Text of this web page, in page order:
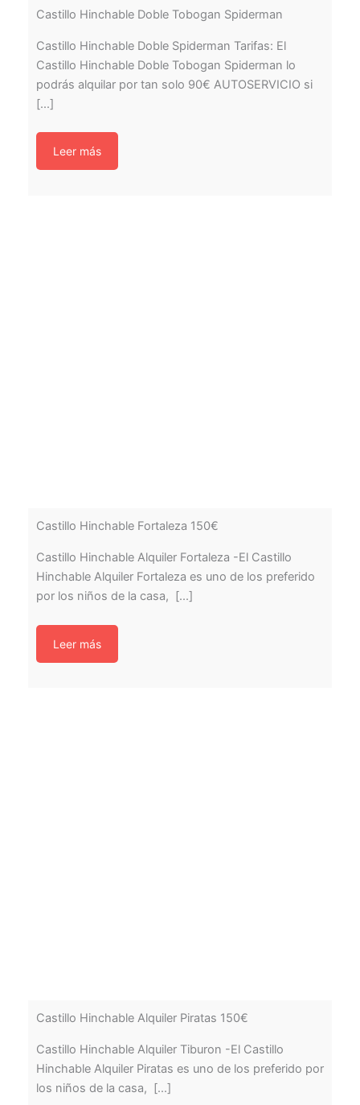
Castillo Hinchable Doble Tobogan Spiderman
Castillo Hinchable Doble Spiderman Tarifas: El
Castillo Hinchable Doble Tobogan Spiderman lo
podrás alquilar por tan solo 90€ AUTOSERVICIO si
[...]
Leer más
Castillo Hinchable Fortaleza 150€
Castillo Hinchable Alquiler Fortaleza -El Castillo
Hinchable Alquiler Fortaleza es uno de los preferido
por los niños de la casa, [...]
Leer más
Castillo Hinchable Alquiler Piratas 150€
Castillo Hinchable Alquiler Tiburon -El Castillo
Hinchable Alquiler Piratas es uno de los preferido por
los niños de la casa, [...]